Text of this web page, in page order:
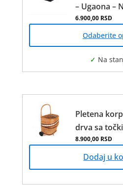
– Ugaona –
6.900,00 RSD
Odaberite
Pletena
drva sa
8.900,00 RSD
Dodaj u